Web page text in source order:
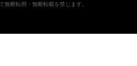
無断転用・無断転載を禁じます。